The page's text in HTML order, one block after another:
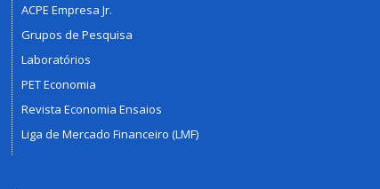
ACPE Empresa Jr.
Grupos de Pesquisa
Laboratórios
PET Economia
Revista Economia Ensaios
Liga de Mercado Financeiro (LMF)